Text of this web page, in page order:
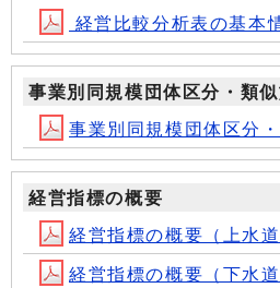
経営比較分析表の基本
事業別同規模団体区分・類
事業別同規模団体区分
経営指標の概要
経営指標の概要（上水道
経営指標の概要（下水道